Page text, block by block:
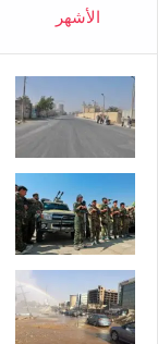
الأشهر